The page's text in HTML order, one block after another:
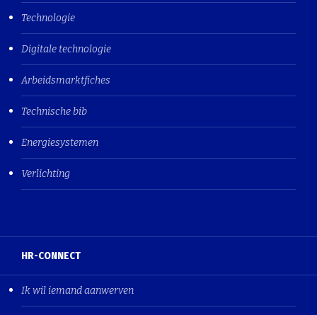
Technologie
Digitale technologie
Arbeidsmarktfiches
Technische bib
Energiesystemen
Verlichting
HR-CONNECT
Ik wil iemand aanwerven